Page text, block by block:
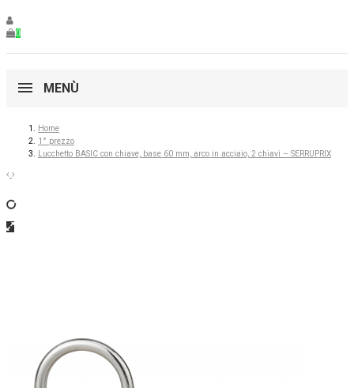
0
MENÙ
Home
1° prezzo
Lucchetto BASIC con chiave, base 60 mm, arco in acciaio, 2 chiavi – SERRUPRIX